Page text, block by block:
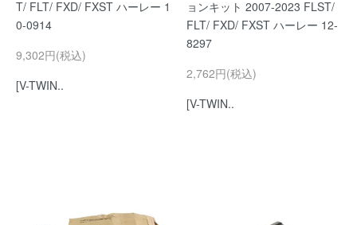
T/ FLT/ FXD/ FXST ハーレー 1
0-0914
9,302円(税込)
[V-TWIN..
ョンキット 2007-2023 FLST/
FLT/ FXD/ FXST ハーレー 12-
8297
2,762円(税込)
[V-TWIN..